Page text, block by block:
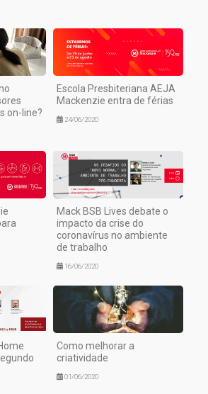
on-line?
Escola Presbiteriana AEJA
Mackenzie entra de férias
24/06/2020
Mack BSB Lives debate o
impacto da crise do
coronavírus no ambiente
de trabalho
16/06/2020
Como melhorar a
criatividade
01/06/2020